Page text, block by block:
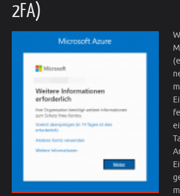
2FA)